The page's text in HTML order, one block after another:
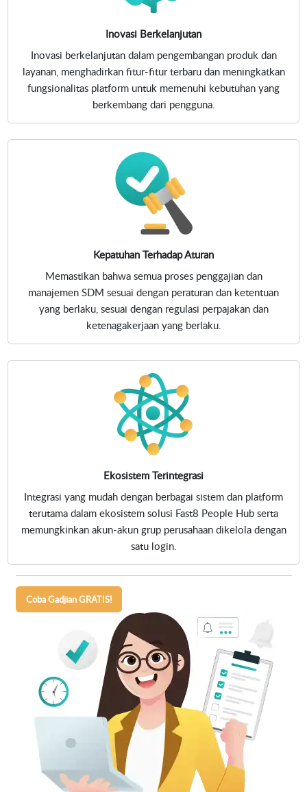
Inovasi Berkelanjutan
Inovasi berkelanjutan dalam pengembangan produk dan
layanan, menghadirkan fitur-fitur terbaru dan meningkatkan
fungsionalitas platform untuk memenuhi kebutuhan yang
berkembang dari pengguna.
Kepatuhan Terhadap Aturan
Memastikan bahwa semua proses penggajian dan
manajemen SDM sesuai dengan peraturan dan ketentuan
yang berlaku, sesuai dengan regulasi perpajakan dan
ketenagakerjaan yang berlaku.
Ekosistem Terintegrasi
Integrasi yang mudah dengan berbagai sistem dan platform
terutama dalam ekosistem solusi Fast8 People Hub serta
memungkinkan akun-akun grup perusahaan dikelola dengan
satu login.
Coba Gadjian GRATIS!